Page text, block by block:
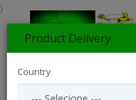
}
Product Delivery
Country